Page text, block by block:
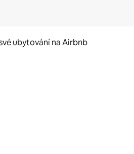
ubytování na Airbnb